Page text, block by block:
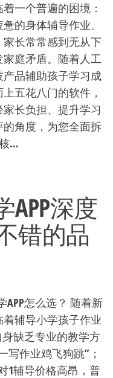
一个普遍的困境：
的身体辅导作业。
长常常感到无从下
庭矛盾。随着人工
品辅助孩子学习成
五花八门的软件，
长负担、提升学习
角度，为您全面拆
…
APP深度
错的品
怎么选？ 随着新
辅导小学孩子作业
缺乏专业的教学方
写作业鸡飞狗跳”；
1辅导价格高昂，普